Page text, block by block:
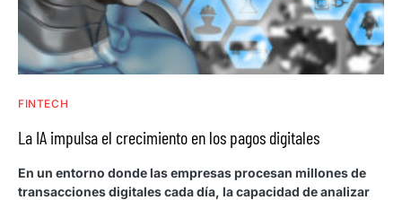
FINTECH
La IA impulsa el crecimiento en los pagos digitales
En un entorno donde las empresas procesan millones de
transacciones digitales cada día, la capacidad de analizar